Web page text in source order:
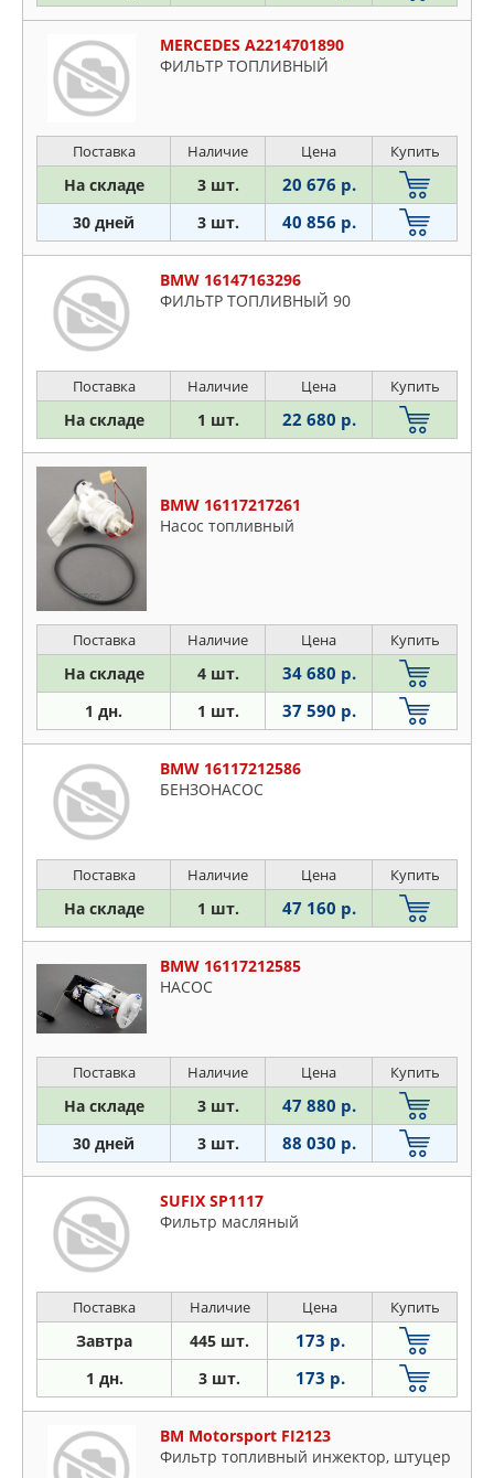
MERCEDES A2214701890
ФИЛЬТР ТОПЛИВНЫЙ
Поставка Наличие Цена Купить
На складе 3 шт. 20 676 р.
30 дней 3 шт. 40 856 р.
BMW 16147163296
ФИЛЬТР ТОПЛИВНЫЙ 90
Поставка Наличие Цена Купить
На складе 1 шт. 22 680 р.
BMW 16117217261
Насос топливный
Поставка Наличие Цена Купить
На складе 4 шт. 34 680 р.
1 дн. 1 шт. 37 590 р.
BMW 16117212586
БЕНЗОНАСОС
Поставка Наличие Цена Купить
На складе 1 шт. 47 160 р.
BMW 16117212585
НАСОС
Поставка Наличие Цена Купить
На складе 3 шт. 47 880 р.
30 дней 3 шт. 88 030 р.
SUFIX SP1117
Фильтр масляный
Поставка Наличие Цена Купить
Завтра 445 шт. 173 р.
1 дн. 3 шт. 173 р.
BM Motorsport FI2123
Фильтр топливный инжектор, штуцер